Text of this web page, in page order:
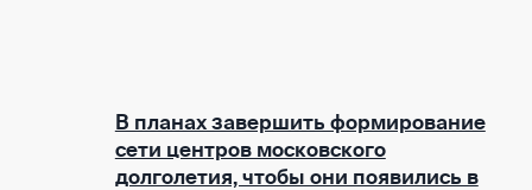
В планах завершить формирование
сети центров московского
долголетия, чтобы они появились в